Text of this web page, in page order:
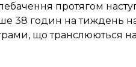
протягом
38 годин на тиждень
що транслюються